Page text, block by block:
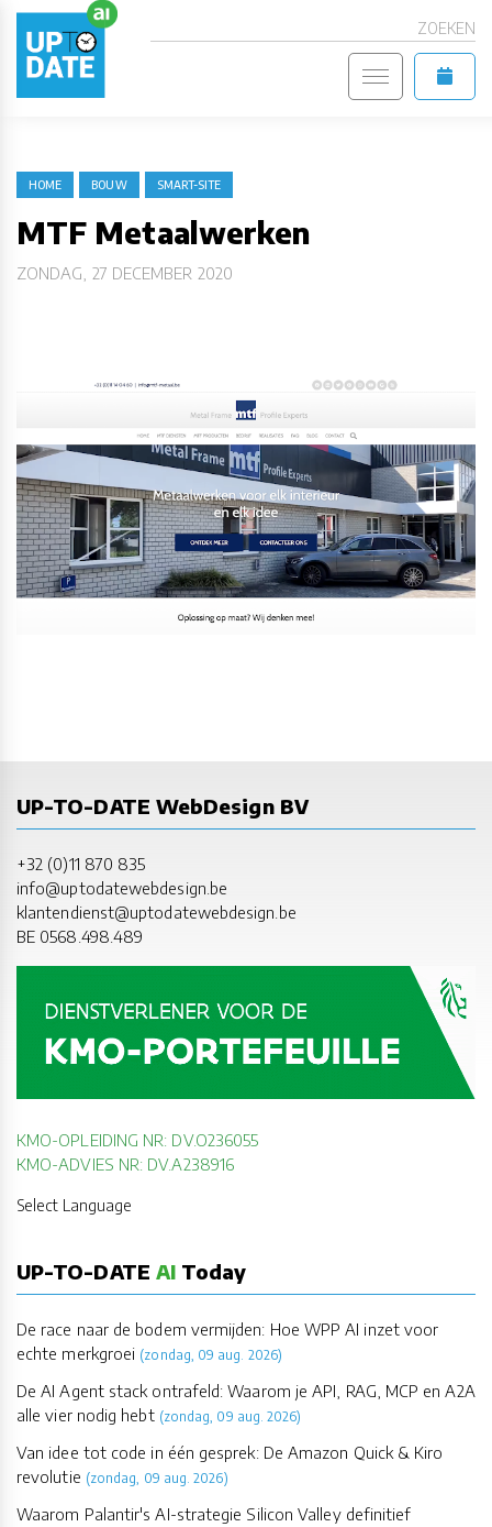
ZOEKEN
HOME BOUW SMART-SITE
MTF Metaalwerken
ZONDAG, 27 DECEMBER 2020
UP-TO-DATE WebDesign BV
+32 (0)11 870 835
info@uptodatewebdesign.be
klantendienst@uptodatewebdesign.be
BE 0568.498.489
KMO-OPLEIDING NR: DV.O236055
KMO-ADVIES NR: DV.A238916
Select Language
UP-TO-DATE AI Today
De race naar de bodem vermijden: Hoe WPP AI inzet voor
echte merkgroei (zondag, 09 aug. 2026)
De AI Agent stack ontrafeld: Waarom je API, RAG, MCP en A2A
alle vier nodig hebt (zondag, 09 aug. 2026)
Van idee tot code in één gesprek: De Amazon Quick & Kiro
revolutie (zondag, 09 aug. 2026)
Waarom Palantir's AI-strategie Silicon Valley definitief